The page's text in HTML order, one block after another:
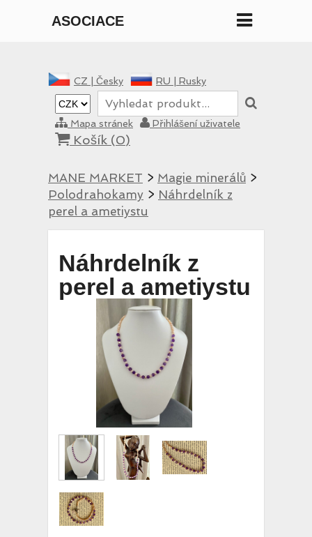
ASOCIACE
CZ | Česky RU | Rusky
Mapa stránek Přihlášení uživatele
Košík (0)
MANE MARKET > Magie minerálů >
Polodrahokamy > Náhrdelník z
perel a ametiystu
Náhrdelník z
perel a ametiystu